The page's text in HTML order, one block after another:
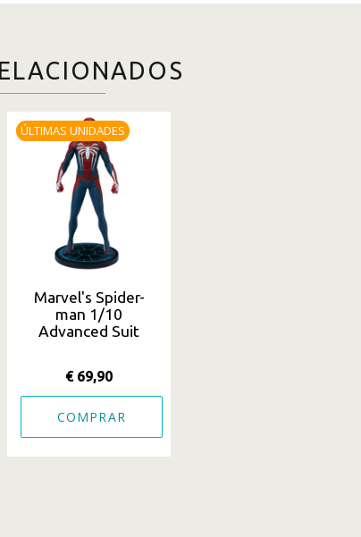
ÚLTIMAS UNIDADES
Marvel's Spider-
man 1/10
Advanced Suit
€ 69,90
COMPRAR